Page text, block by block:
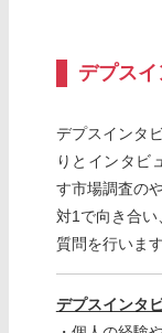
デプス
デプスインタ
りとインタビ
す市場調査の
対1で向き合
質問を行います
デプスインタ